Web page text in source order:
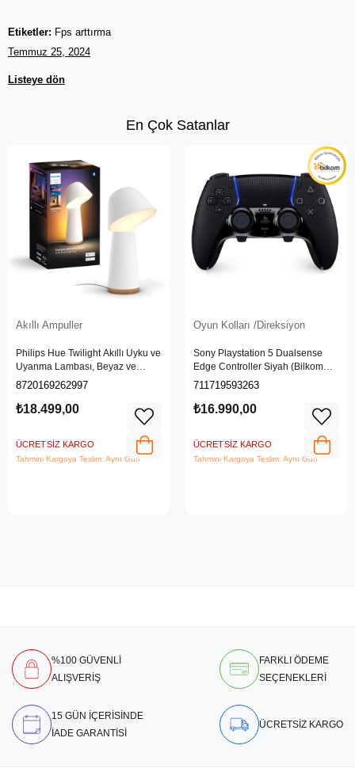
Etiketler: Fps arttırma
Temmuz 25, 2024
Listeye dön
En Çok Satanlar
Akıllı Ampuller
Philips Hue Twilight Akıllı Uyku ve
Uyanma Lambası, Beyaz ve
Renkli Işık, Alexa, Apple Home ve
8720169262997
₺18.499,00
ÜCRETSIZ KARGO
Tahmini Kargoya Teslim: Aynı Gün
Oyun Kolları /Direksiyon
Sony Playstation 5 Dualsense
Edge Controller Siyah (Bilkom
Garantili)
711719593263
₺16.990,00
ÜCRETSIZ KARGO
Tahmini Kargoya Teslim: Aynı Gün
%100 GÜVENLİ
ALIŞVERİŞ
FARKLI ÖDEME
SEÇENEKLERİ
15 GÜN İÇERİSİNDE
İADE GARANTİSİ
ÜCRETSİZ KARGO